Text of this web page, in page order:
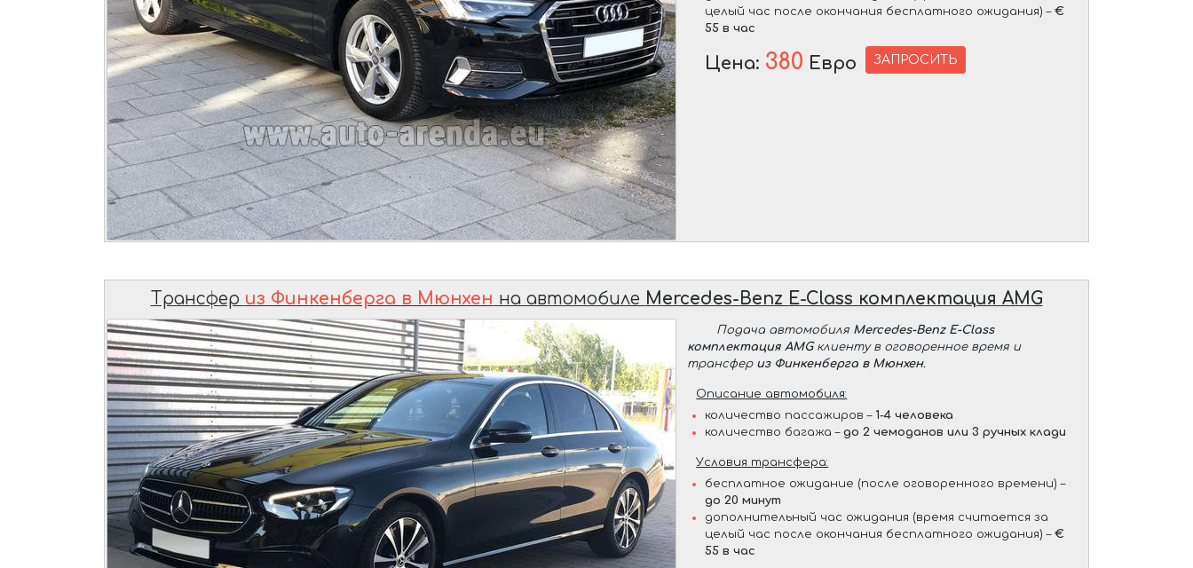
целый час после окончания бесплатного ожидания) –€
55 в час
Цена: 380 Евро ЗАПРОСИТЬ
Трансфер из Финкенберга в Мюнхен на автомобиле Mercedes-Benz E-Class комплектация AMG
Подача автомобиля Mercedes-Benz E-Class
комплектация AMGклиенту в оговоренное время и
трансфер из Финкенберга в Мюнхен.
Описание автомобиля:
количество пассажиров –1-4 человека
количество багажа –до 2 чемоданов или 3 ручных клади
Условия трансфера:
бесплатное ожидание (после оговоренного времени) –
до 20 минут
дополнительный час ожидания (время считается за
целый час после окончания бесплатного ожидания) –€
55 в час